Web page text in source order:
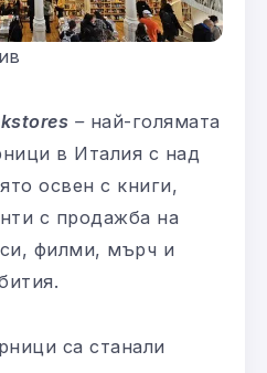
– най-голямата
в Италия с над
освен с книги,
с продажба на
филми, мърч и
са станали